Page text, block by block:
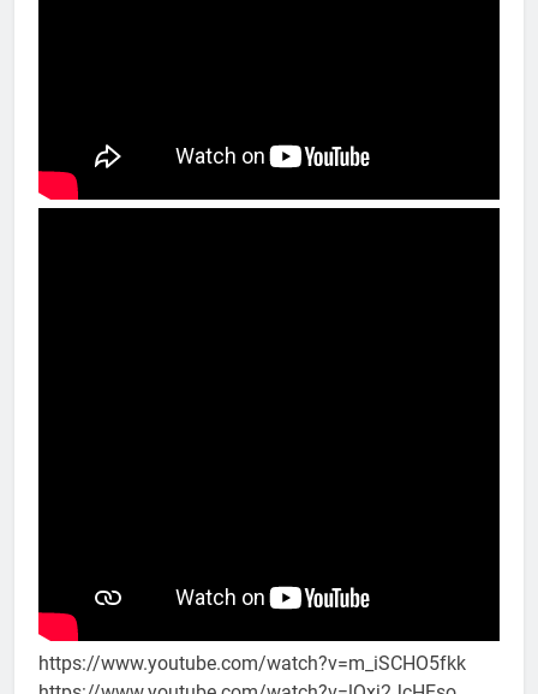
https://www.youtube.com/watch?v=m_iSCHO5fkk